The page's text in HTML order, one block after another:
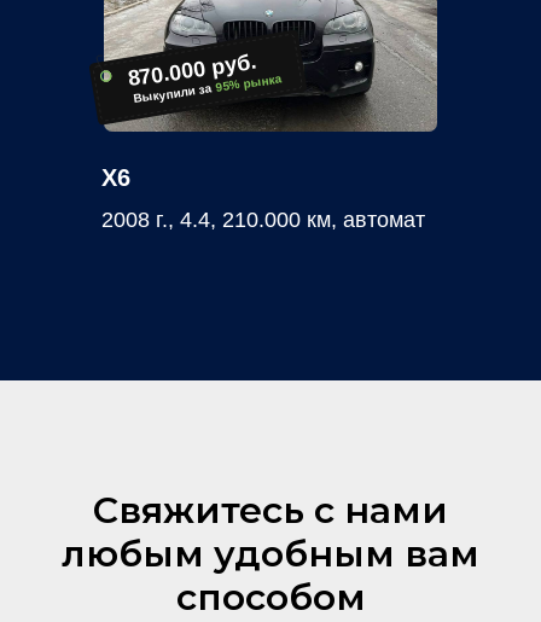
870.000 руб.
Выкупили за95% рынка
2008 г., 4.4, 210.000 км, автомат
X6
Свяжитесь с нами
любым удобным вам
способом